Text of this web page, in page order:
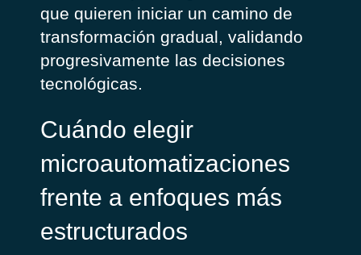
que quieren iniciar un camino de
transformación gradual, validando
progresivamente las decisiones
tecnológicas.
Cuándo elegir
microautomatizaciones
frente a enfoques más
estructurados